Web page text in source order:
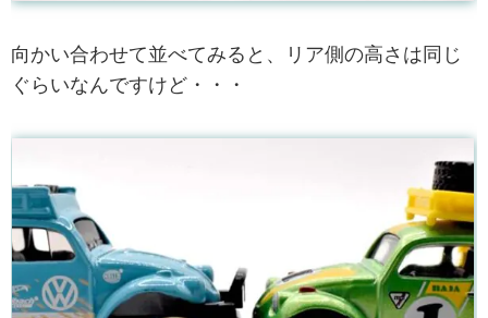
向かい合わせて並べてみると、リア側の高さは同じ
ぐらいなんですけど・・・